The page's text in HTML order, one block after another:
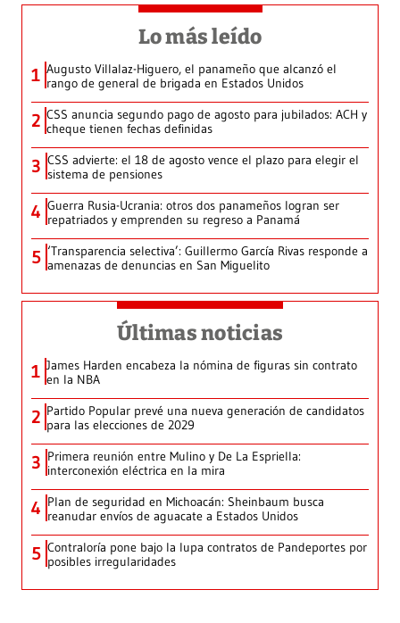
Lo más leído
1 Augusto Villalaz-Higuero, el panameño que alcanzó el
rango de general de brigada en Estados Unidos
2 CSS anuncia segundo pago de agosto para jubilados: ACH y
cheque tienen fechas definidas
3 CSS advierte: el 18 de agosto vence el plazo para elegir el
sistema de pensiones
4 Guerra Rusia-Ucrania: otros dos panameños logran ser
repatriados y emprenden su regreso a Panamá
5 ‘Transparencia selectiva’: Guillermo García Rivas responde a
amenazas de denuncias en San Miguelito
Últimas noticias
1 James Harden encabeza la nómina de figuras sin contrato
en la NBA
2 Partido Popular prevé una nueva generación de candidatos
para las elecciones de 2029
3 Primera reunión entre Mulino y De La Espriella:
interconexión eléctrica en la mira
4 Plan de seguridad en Michoacán: Sheinbaum busca
reanudar envíos de aguacate a Estados Unidos
5 Contraloría pone bajo la lupa contratos de Pandeportes por
posibles irregularidades